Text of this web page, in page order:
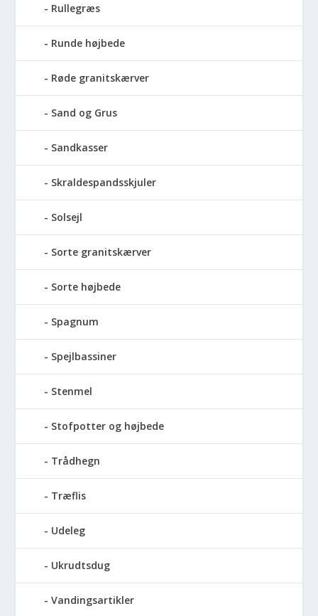
Rullegræs
Runde højbede
Røde granitskærver
Sand og Grus
Sandkasser
Skraldespandsskjuler
Solsejl
Sorte granitskærver
Sorte højbede
Spagnum
Spejlbassiner
Stenmel
Stofpotter og højbede
Trådhegn
Træflis
Udeleg
Ukrudtsdug
Vandingsartikler